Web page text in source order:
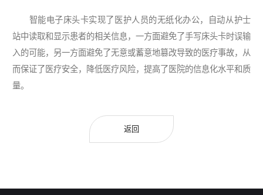
智能电子床头卡实现了医护人员的无纸化办公，自动从护士
站中读取和显示患者的相关信息，一方面避免了手写床头卡时误输
入的可能，另一方面避免了无意或蓄意地篡改导致的医疗事故，从
而保证了医疗安全，降低医疗风险，提高了医院的信息化水平和质
量。
返回